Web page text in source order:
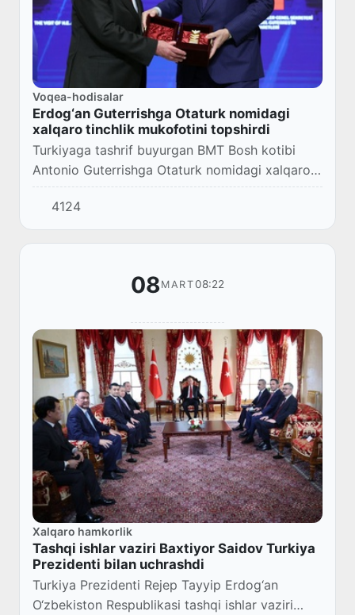
Voqea-hodisalar
Erdog‘an Guterrishga Otaturk nomidagi
xalqaro tinchlik mukofotini topshirdi
Turkiyaga tashrif buyurgan BMT Bosh kotibi
Antonio Guterrishga Otaturk nomidagi xalqaro
tinchlik mukofoti topshirildi.
4124
08MART08:22
Xalqaro hamkorlik
Tashqi ishlar vaziri Baxtiyor Saidov Turkiya
Prezidenti bilan uchrashdi
Turkiya Prezidenti Rejep Tayyip Erdog‘an
O‘zbekiston Respublikasi tashqi ishlar vaziri